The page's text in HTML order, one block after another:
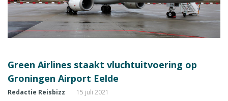
Green Airlines staakt vluchtuitvoering op
Groningen Airport Eelde
Redactie Reisbizz 15 juli 2021